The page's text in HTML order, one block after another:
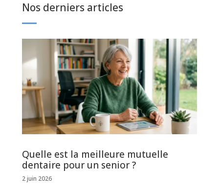
Nos derniers articles
Quelle est la meilleure mutuelle
dentaire pour un senior ?
2 juin 2026